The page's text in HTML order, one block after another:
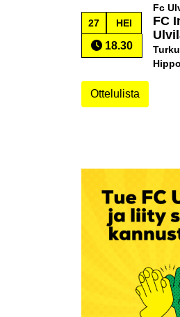
27 HEI
18.30
Fc
FC
Ottelulista